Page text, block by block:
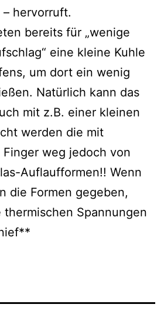
hervorruft.
bereits für „wenige
eine kleine Kuhle
um dort ein wenig
Natürlich kann das
mit z.B. einer kleinen
werden die mit
weg jedoch von
Auflaufformen!! Wenn
die Formen gegeben,
Spannungen